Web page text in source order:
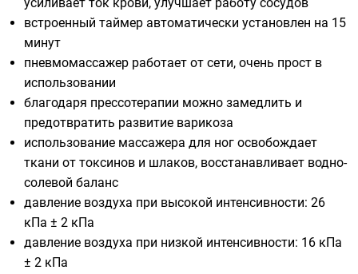
встроенный таймер автоматически установлен на 15
минут
пневмомассажер работает от сети, очень прост в
использовании
благодаря прессотерапии можно замедлить и
предотвратить развитие варикоза
использование массажера для ног освобождает
ткани от токсинов и шлаков, восстанавливает водно-
солевой баланс
давление воздуха при высокой интенсивности: 26
кПа ± 2 кПа
давление воздуха при низкой интенсивности: 16 кПа
± 2 кПа